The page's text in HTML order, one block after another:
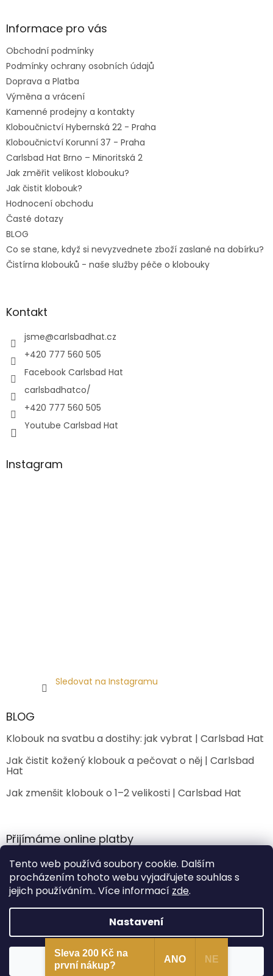
Tento web používá soubory cookie. Dalším
procházením tohoto webu vyjadřujete souhlas s
jejich používáním.. Více informací zde.
Nastavení
Souhlasím
aInformace pro vás
Obchodní podmínky
Podmínky ochrany osobních údajů
Doprava a Platba
Výměna a vrácení
Kamenné prodejny a kontakty
Kloboučnictví Hybernská 22 - Praha
Kloboučnictví Korunní 37 - Praha
Carlsbad Hat Brno – Minoritská 2
Jak změřit velikost klobouku?
Jak čistit klobouk?
Hodnocení obchodu
Časté dotazy
BLOG
Co se stane, když si nevyzvednete zboží zaslané na dobírku?
Čistírna klobouků - naše služby péče o klobouky
Kontakt
jsme@carlsbadhat.cz
+420 777 560 505
Facebook Carlsbad Hat
carlsbadhatco/
+420 777 560 505
Youtube Carlsbad Hat
Instagram
Sledovat na Instagramu
BLOG
Klobouk na svatbu a dostihy: jak vybrat | Carlsbad Hat
Jak čistit kožený klobouk a pečovat o něj | Carlsbad
Hat
Jak zmenšit klobouk o 1–2 velikosti | Carlsbad Hat
Přijímáme online platby
Vytvořil Shoptet
Copyright 2026CarlsbadHat . Všechna práva vyhrazena.
Sleva 200 Kč na
první nákup?
ANO NE